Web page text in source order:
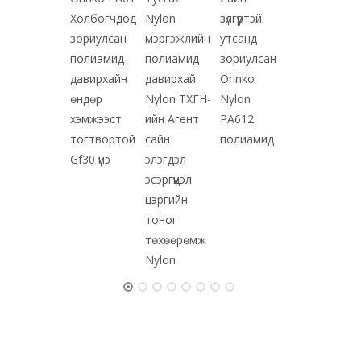
Холбогчдод
зориулсан
полиамид
давирхайн
өндөр
хэмжээст
тогтвортой
Gf30 үнэ
Nylon
мэргэжлийн
полиамид
давирхай
Nylon ТХГН-
ийн Агент
сайн
элэгдэл
эсэргүүцэл
цэргийн
тоног
төхөөрөмж
Nylon
зүлгүүртэй
утсанд
зориулсан
Orinko
Nylon
PA612
полиамид